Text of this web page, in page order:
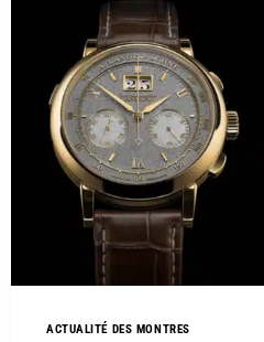
ACTUALITÉ DES MONTRES